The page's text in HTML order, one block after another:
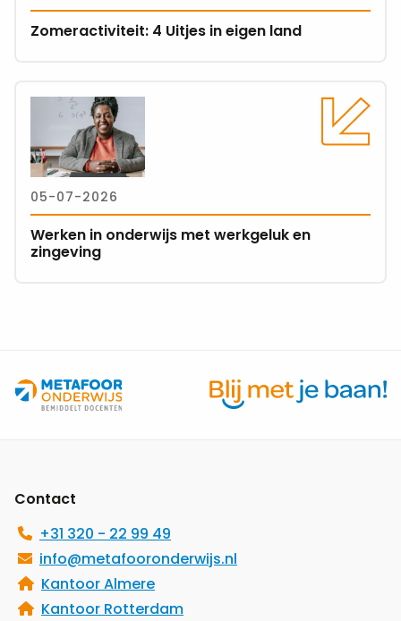
Zomeractiviteit: 4 Uitjes in eigen land
eigen
05-07-2026
Werken in onderwijs met werkgeluk en
zingeving
Lees
Werken
onderwijs
met
werkgeluk
en
Contact
+31 320 - 22 99 49
info@metafooronderwijs.nl
Kantoor Almere
Kantoor Rotterdam